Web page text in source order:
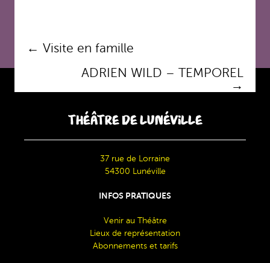
Navigation
← Visite en famille
ADRIEN WILD – TEMPOREL
→
THÉÂTRE DE LUNÉVILLE
37 rue de Lorraine
54300 Lunéville
INFOS PRATIQUES
Venir au Théâtre
Lieux de représentation
Abonnements et tarifs